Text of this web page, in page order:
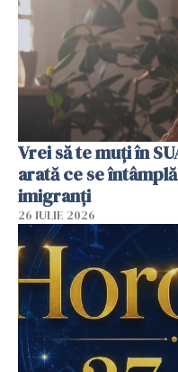
Vrei să te muți în
arată ce se
imigranți
26 IULIE 2026